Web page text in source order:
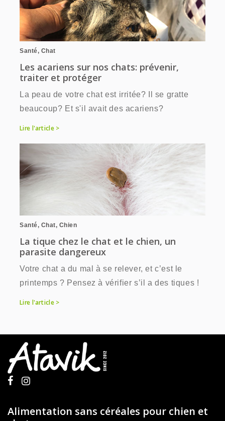
Santé, Chat
Les acariens sur nos chats: prévenir,
traiter et protéger
La peau de votre chat est irritée? Il se gratte
beaucoup? Et s'il avait des acariens?
Lire l'article >
Santé, Chat, Chien
La tique chez le chat et le chien, un
parasite dangereux
Votre chat a du mal à se relever, et c’est le
printemps ? Pensez à vérifier s’il a des tiques !
Lire l'article >
Alimentation sans céréales pour chien et